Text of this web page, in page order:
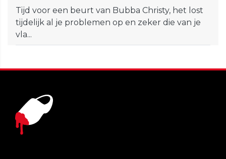
Tijd voor een beurt van Bubba Christy, het lost
tijdelijk al je problemen op en zeker die van je
vla...